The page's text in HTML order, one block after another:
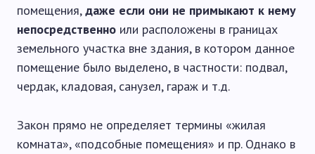
помещения,даже если они не примыкают к нему
непосредственно или расположены в границах
земельного участка вне здания, в котором данное
помещение было выделено, в частности: подвал,
чердак, кладовая, санузел, гараж и т.д.
Закон прямо не определяет термины «жилая
комната», «подсобные помещения» и пр. Однако в